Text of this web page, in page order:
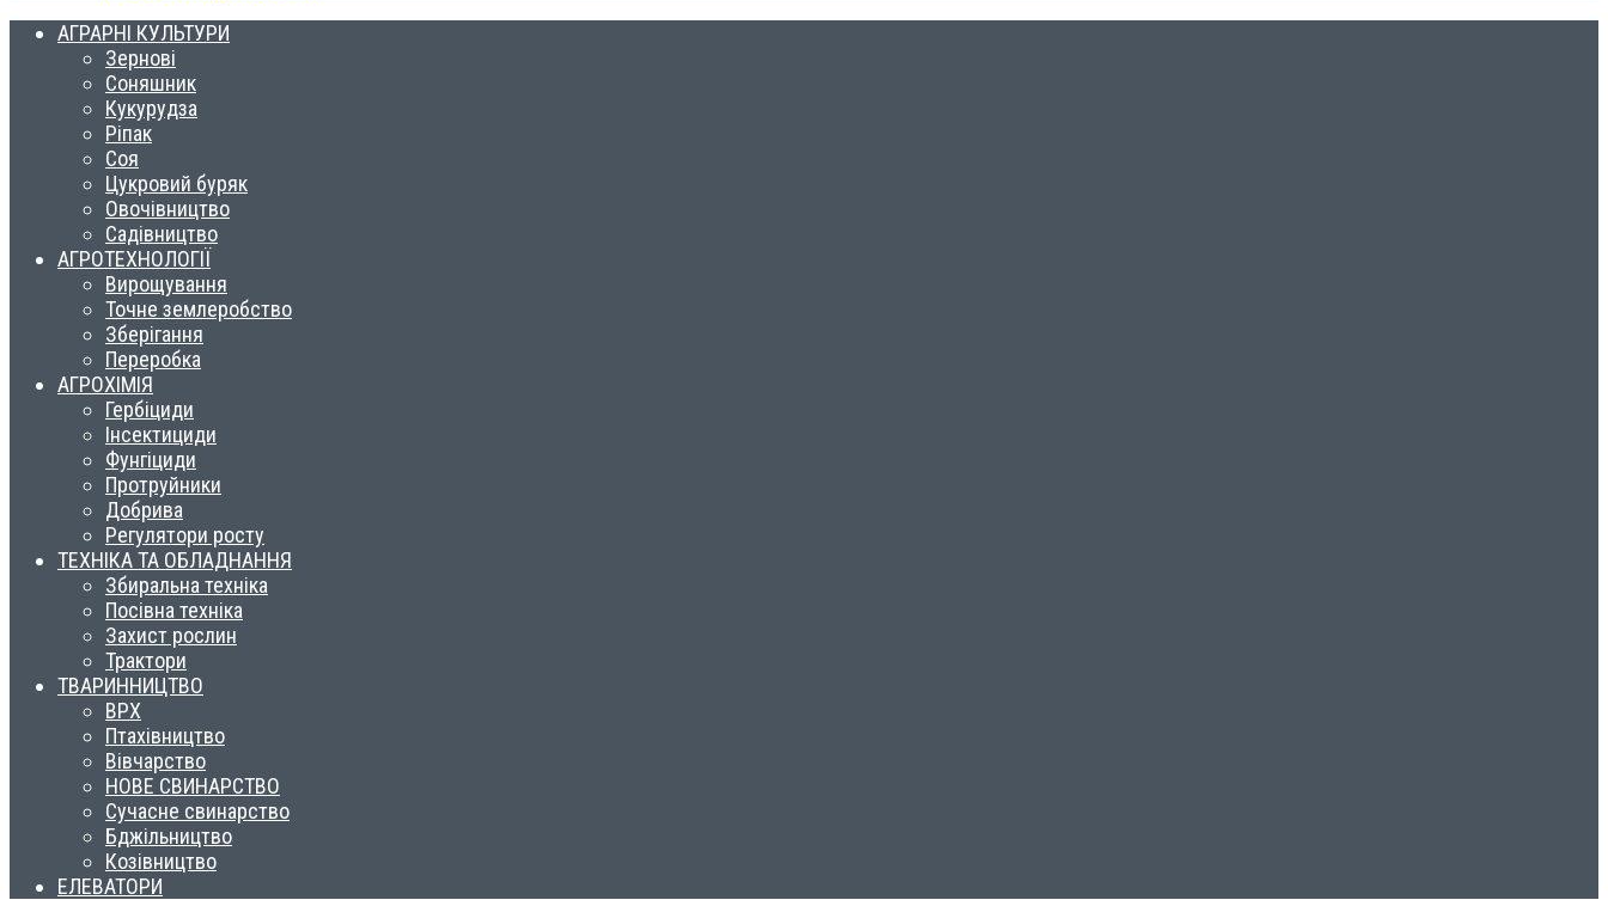
АГРАРНІ КУЛЬТУРИ
Зернові
Соняшник
Кукурудза
Ріпак
Соя
Цукровий буряк
Овочівництво
Садівництво
АГРОТЕХНОЛОГІЇ
Вирощування
Точне землеробство
Зберігання
Переробка
АГРОХІМІЯ
Гербіциди
Інсектициди
Фунгіциди
Протруйники
Добрива
Регулятори росту
ТЕХНІКА ТА ОБЛАДНАННЯ
Збиральна техніка
Посівна техніка
Захист рослин
Трактори
ТВАРИННИЦТВО
ВРХ
Птахівництво
Вівчарство
НОВЕ СВИНАРСТВО
Сучасне свинарство
Бджільництво
Козівництво
ЕЛЕВАТОРИ